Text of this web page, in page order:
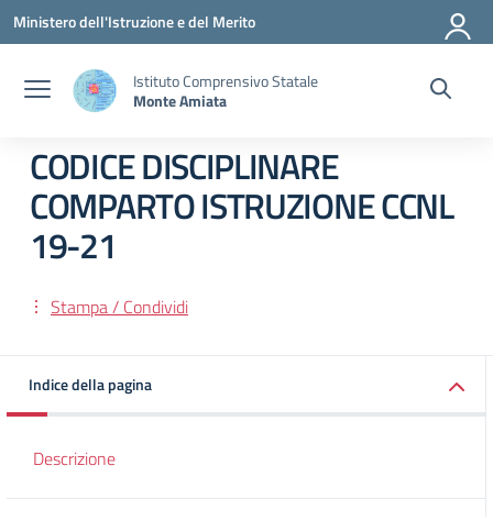
Vai ai contenuti
Vai al menu di navigazione
Vai al footer
Ministero dell'Istruzione e del Merito
Istituto Comprensivo Statale
Monte Amiata
CODICE DISCIPLINARE
COMPARTO ISTRUZIONE CCNL
19-21
Stampa / Condividi
Indice della pagina
Descrizione